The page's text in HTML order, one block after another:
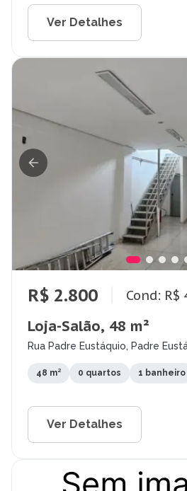
Ver Detalhes
R$ 2.800 Cond: R$
Loja-Salão, 48 m²
Rua Padre Eustáquio, Padre
48 m² 0 quartos 1 banheiro
Ver Detalhes